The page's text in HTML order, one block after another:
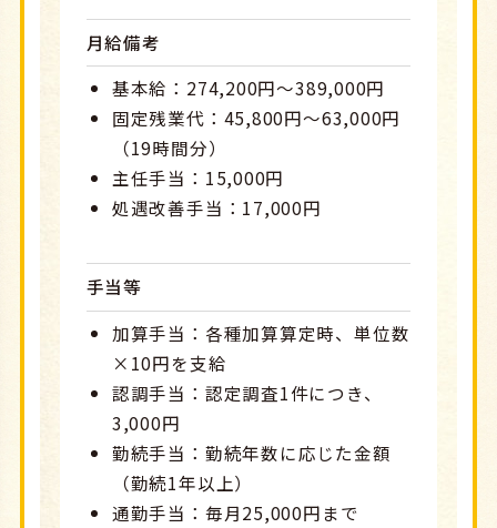
月給備考
基本給：274,200円～389,000円
固定残業代：45,800円～63,000円
（19時間分）
主任手当：15,000円
処遇改善手当：17,000円
手当等
加算手当：各種加算算定時、単位数
×10円を支給
認調手当：認定調査1件につき、
3,000円
勤続手当：勤続年数に応じた金額
（勤続1年以上）
通勤手当：毎月25,000円まで